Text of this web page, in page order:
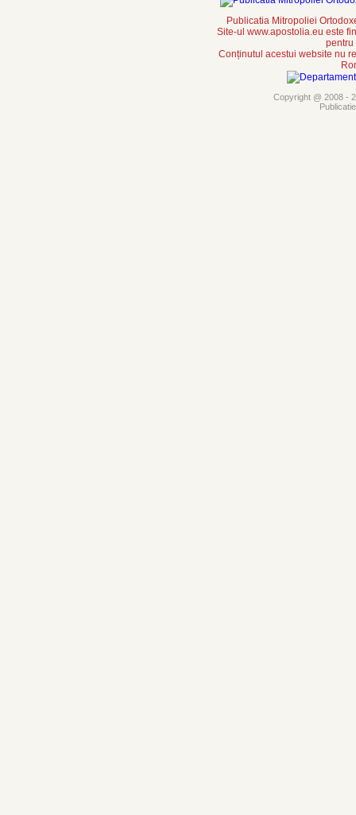
Publicatia Mitropoliei
Site-ul www.apostolia.eu este
pentru
Conținutul acestui website nu
Copyright @ 2008 -